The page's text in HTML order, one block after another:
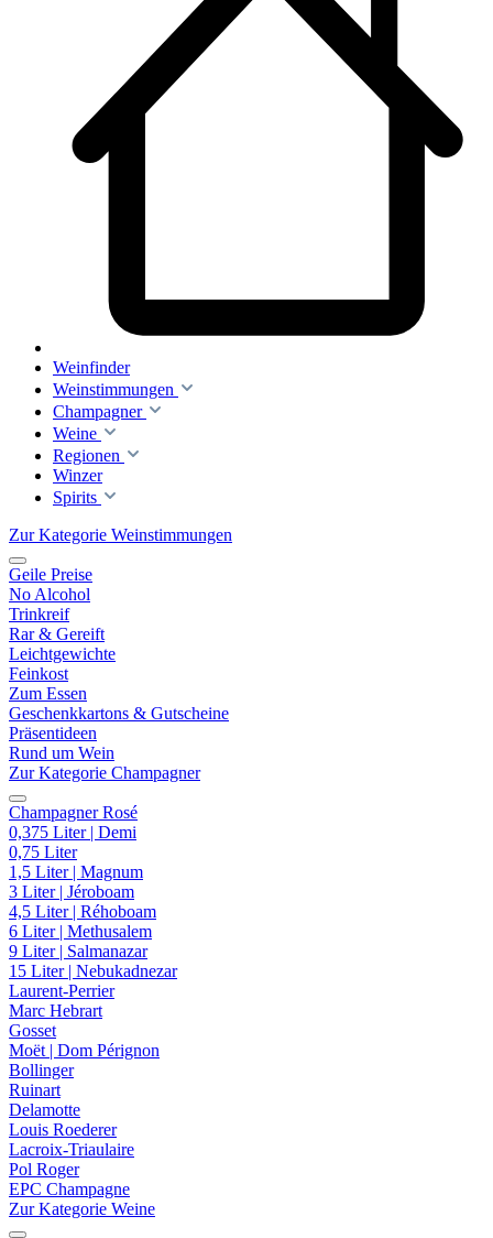
Weinfinder
Weinstimmungen
Champagner
Weine
Regionen
Winzer
Spirits
Zur Kategorie Weinstimmungen
Geile Preise
No Alcohol
Trinkreif
Rar & Gereift
Leichtgewichte
Feinkost
Zum Essen
Geschenkkartons & Gutscheine
Präsentideen
Rund um Wein
Zur Kategorie Champagner
Champagner Rosé
0,375 Liter | Demi
0,75 Liter
1,5 Liter | Magnum
3 Liter | Jéroboam
4,5 Liter | Réhoboam
6 Liter | Methusalem
9 Liter | Salmanazar
15 Liter | Nebukadnezar
Laurent-Perrier
Marc Hebrart
Gosset
Moët | Dom Pérignon
Bollinger
Ruinart
Delamotte
Louis Roederer
Lacroix-Triaulaire
Pol Roger
EPC Champagne
Zur Kategorie Weine